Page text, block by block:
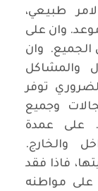
طبيعي،
وان على
الجميع. وان
والمشاكل
توفر
وجميع
على عمدة
والخارج.
فاذا فقد
على مواطنه